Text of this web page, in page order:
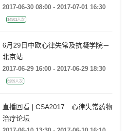
2017-06-30 08:00 - 2017-07-01 16:30
14501人次
6月29日中欧心律失常及抗凝学院－
北京站
2017-06-29 16:00 - 2017-06-29 18:30
3259人次
直播回看 | CSA2017－心律失常药物
治疗论坛